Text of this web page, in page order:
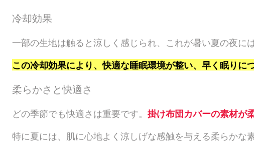
冷却効果
一部の生地は触ると涼しく感じられ、これが暑い夏の夜に
この冷却効果により、快適な睡眠環境が整い、早く眠りに
柔らかさと快適さ
どの季節でも快適さは重要です。 掛け布団カバーの素材が
特に夏には、肌に心地よく涼しげな感触を与える柔らかな